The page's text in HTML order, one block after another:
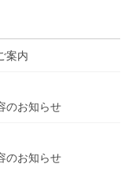
案内
のお知らせ
のお知らせ